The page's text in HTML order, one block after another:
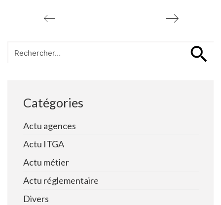
for:
Catégories
Actu agences
Actu ITGA
Actu métier
Actu réglementaire
Divers